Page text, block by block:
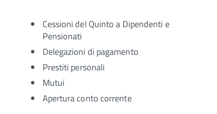
Cessioni del Quinto a Dipendenti e
Pensionati
Delegazioni di pagamento
Prestiti personali
Mutui
Apertura conto corrente